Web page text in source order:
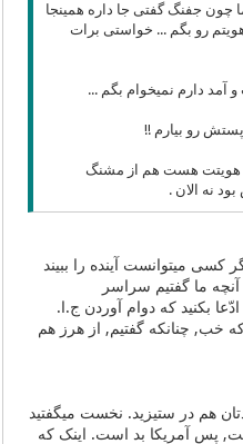
جفنگ گفتی جا داره همینجا
رو بگم ... خواستی برات
آمد دارم نمیخوام بگم ...
رو بیارم !!
هویتت هست هم از مشنگ
میتوانست آینده را ببیند
آنچه ما گفتیم سراسر
بکنید که دوام آوردن ج.ا.
خب, چنانکه گفتیم, از هرز هم
هم در ستیزید. نخست میگفتید
پس آمریکا بد است. اینک که